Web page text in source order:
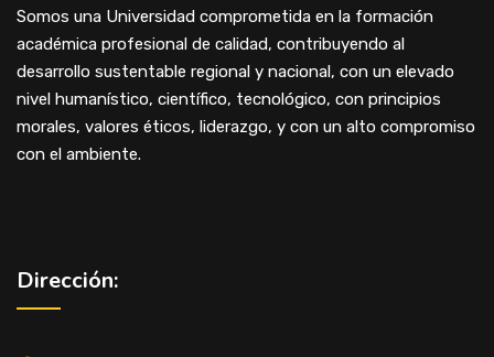
Somos una Universidad comprometida en la formación
académica profesional de calidad, contribuyendo al
desarrollo sustentable regional y nacional, con un elevado
nivel humanístico, científico, tecnológico, con principios
morales, valores éticos, liderazgo, y con un alto compromiso
con el ambiente.
Dirección: